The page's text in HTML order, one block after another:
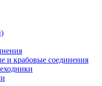
и крабовые соединения